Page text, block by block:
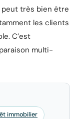
peut très bien être
les clients
C’est
multi-
immobilier